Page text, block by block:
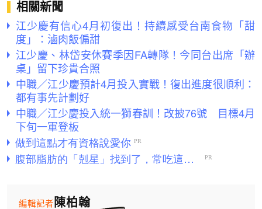
相關新聞
江少慶有信心4月初復出！持續感受台南食物「甜
度」：滷肉飯偏甜
江少慶、林岱安休賽季因FA轉隊！今同台出席「辦
桌」留下珍貴合照
中職／江少慶預計4月投入實戰！復出進度很順利：
都有事先計劃好
中職／江少慶投入統一獅春訓！改披76號 目標4月
下旬一軍登板
陳柏翰
編輯記者